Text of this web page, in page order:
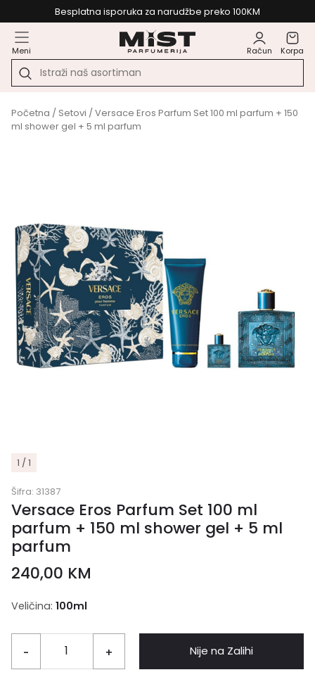
Besplatna isporuka za narudžbe preko 100KM
Meni Račun Korpa
Početna / Setovi / Versace Eros Parfum Set 100 ml parfum + 150
ml shower gel + 5 ml parfum
1 / 1
Šifra: 31387
Versace Eros Parfum Set 100 ml
parfum + 150 ml shower gel + 5 ml
parfum
240,00 KM
Veličina: 100ml
- + Nije na Zalihi